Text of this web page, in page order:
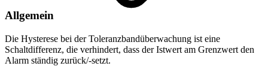
Allgemein
Die Hysterese bei der Toleranzbandüberwachung ist eine
Schaltdifferenz, die verhindert, dass der Istwert am Grenzwert den
Alarm ständig zurück/-setzt.